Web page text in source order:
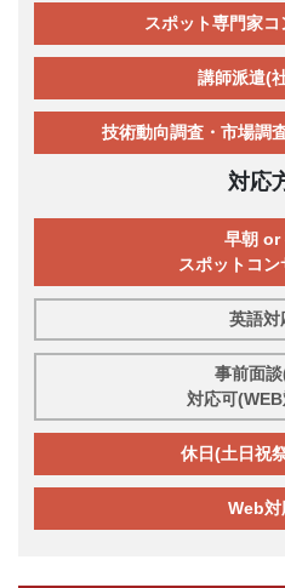
スポット専門家
講師派遣(
技術動向調査・市場調
対応
早朝 or
スポットコ
英語対
事前面
対応可
休日(土日祝
Web対